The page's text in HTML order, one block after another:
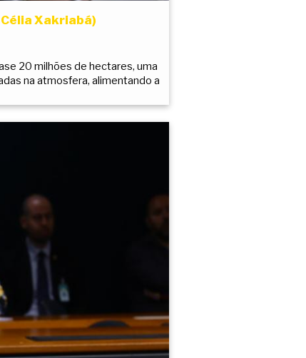
Xakriabá)
20 milhões de hectares, uma
na atmosfera, alimentando a